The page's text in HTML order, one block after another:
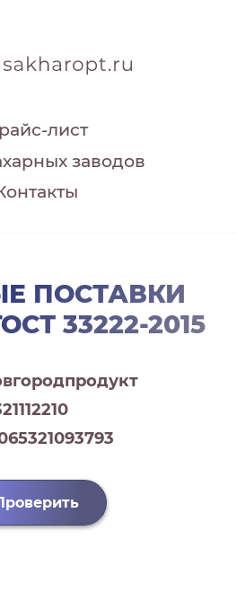
лист
заводов
ПОСТАВКИ
33222-2015